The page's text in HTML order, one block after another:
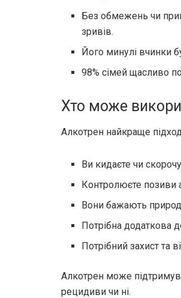
Без обмежень чи
зривів.
Його минулі вчинки
98% сімей щасливо
Хто може
Алкотрен найкраще
Ви кидаєте чи
Контролюєте позиви
Вони бажають
Потрібна додаткова
Потрібний захист та
Алкотрен може
рецидиви чи ні.